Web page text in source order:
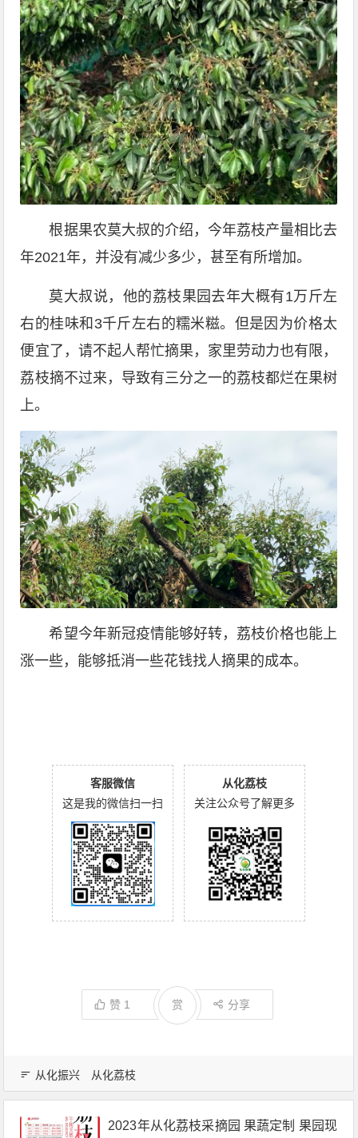
根据果农莫大叔的介绍，今年荔枝产量相比去
年2021年，并没有减少多少，甚至有所增加。
莫大叔说，他的荔枝果园去年大概有1万斤左
右的桂味和3千斤左右的糯米糍。但是因为价格太
便宜了，请不起人帮忙摘果，家里劳动力也有限，
荔枝摘不过来，导致有三分之一的荔枝都烂在果树
上。
希望今年新冠疫情能够好转，荔枝价格也能上
涨一些，能够抵消一些花钱找人摘果的成本。
客服微信
这是我的微信扫一扫
从化荔枝
关注公众号了解更多
赞 1 分享
赏
从化振兴 从化荔枝
2023年从化荔枝采摘园 果蔬定制 果园现